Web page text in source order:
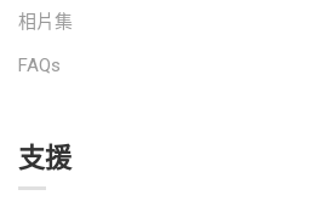
相片集
FAQs
支援